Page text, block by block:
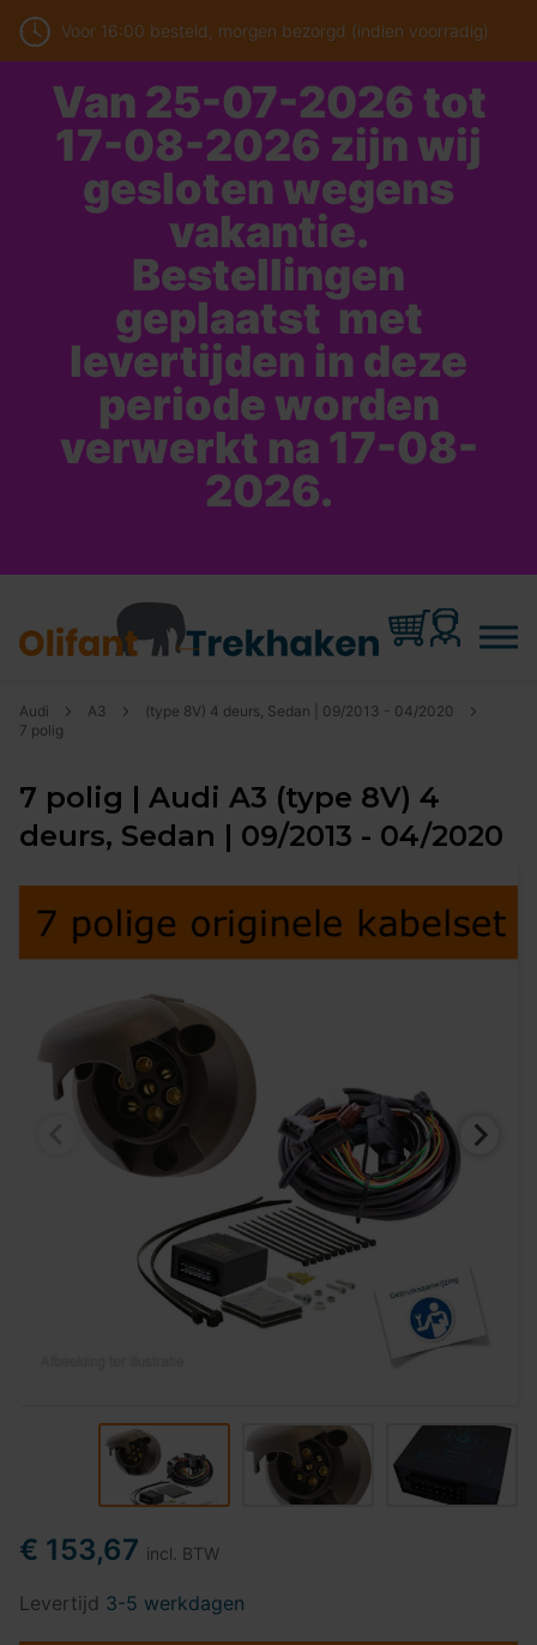
Voor 16:00 besteld, morgen bezorgd (indien voorradig)
Van 25-07-2026 tot
17-08-2026 zijn wij
gesloten wegens
vakantie.
Bestellingen
geplaatst met
levertijden in deze
periode worden
verwerkt na 17-08-
2026.
Audi A3
(type 8V) 4 deurs, Sedan | 09/2013 - 04/2020
7 polig
7 polig | Audi A3 (type 8V) 4
deurs, Sedan | 09/2013 - 04/2020
€ 153,67 incl. BTW
Levertijd 3-5 werkdagen